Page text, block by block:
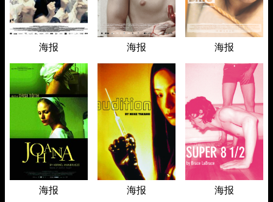
海报 海报 海报
海报 海报 海报